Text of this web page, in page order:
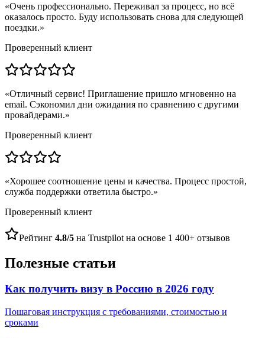
«Очень профессионально. Переживал за процесс, но всё
оказалось просто. Буду использовать снова для следующей
поездки.»
Проверенный клиент
«Отличный сервис! Приглашение пришло мгновенно на
email. Сэкономил дни ожидания по сравнению с другими
провайдерами.»
Проверенный клиент
«Хорошее соотношение цены и качества. Процесс простой,
служба поддержки ответила быстро.»
Проверенный клиент
Рейтинг 4.8/5 на Trustpilot на основе 1 400+ отзывов
Полезные статьи
Как получить визу в Россию в 2026 году
Пошаговая инструкция с требованиями, стоимостью и
сроками